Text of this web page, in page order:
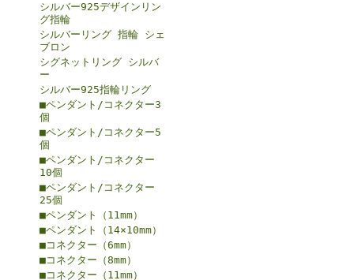
シルバー925デザインリン
グ指輪
シルバーリング 指輪 シェ
ブロン
シグネットリング シルバ
ー
シルバー925指輪リング
■ペンダント/コネクター3
個
■ペンダント/コネクター5
個
■ペンダント/コネクター
10個
■ペンダント/コネクター
25個
■ペンダント（11mm）
■ペンダント（14×10mm）
■コネクター（6mm）
■コネクター（8mm）
■コネクター（11mm）